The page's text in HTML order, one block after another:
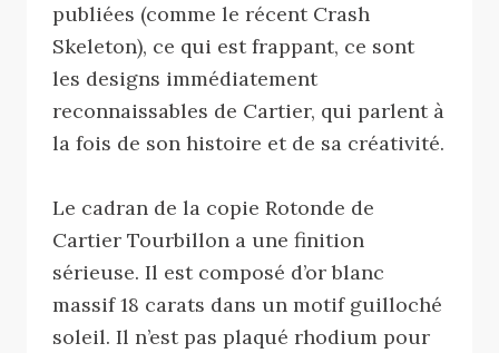
publiées (comme le récent Crash
Skeleton), ce qui est frappant, ce sont
les designs immédiatement
reconnaissables de Cartier, qui parlent à
la fois de son histoire et de sa créativité.
Le cadran de la copie Rotonde de
Cartier Tourbillon a une finition
sérieuse. Il est composé d’or blanc
massif 18 carats dans un motif guilloché
soleil. Il n’est pas plaqué rhodium pour